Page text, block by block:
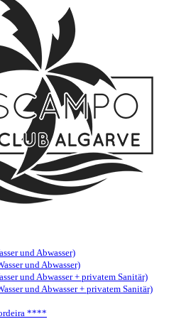
und Abwasser)
und Abwasser)
und Abwasser + privatem Sanitär)
und Abwasser + privatem Sanitär)
****